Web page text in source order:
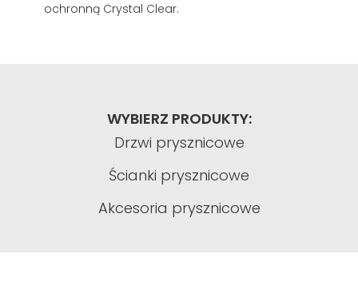
ochronną Crystal Clear.
WYBIERZ PRODUKTY:
Drzwi prysznicowe
Ścianki prysznicowe
Akcesoria prysznicowe